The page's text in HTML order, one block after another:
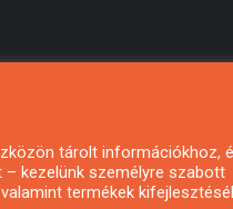
tárolt információkhoz,
kezelünk személyre szabott
termékek